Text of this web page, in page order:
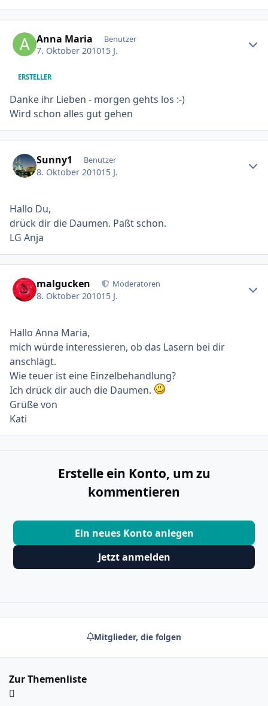
Anna Maria Benutzer
7. Oktober 201015 J.
ERSTELLER
Danke ihr Lieben - morgen gehts los :-)
Wird schon alles gut gehen
Sunny1 Benutzer
8. Oktober 201015 J.
Hallo Du,
drück dir die Daumen. Paßt schon.
LG Anja
malgucken Moderatoren
8. Oktober 201015 J.
Hallo Anna Maria,
mich würde interessieren, ob das Lasern bei dir
anschlägt.
Wie teuer ist eine Einzelbehandlung?
Ich drück dir auch die Daumen.
Grüße von
Kati
Erstelle ein Konto, um zu
kommentieren
Ein neues Konto anlegen
Jetzt anmelden
Mitglieder, die folgen
Zur Themenliste